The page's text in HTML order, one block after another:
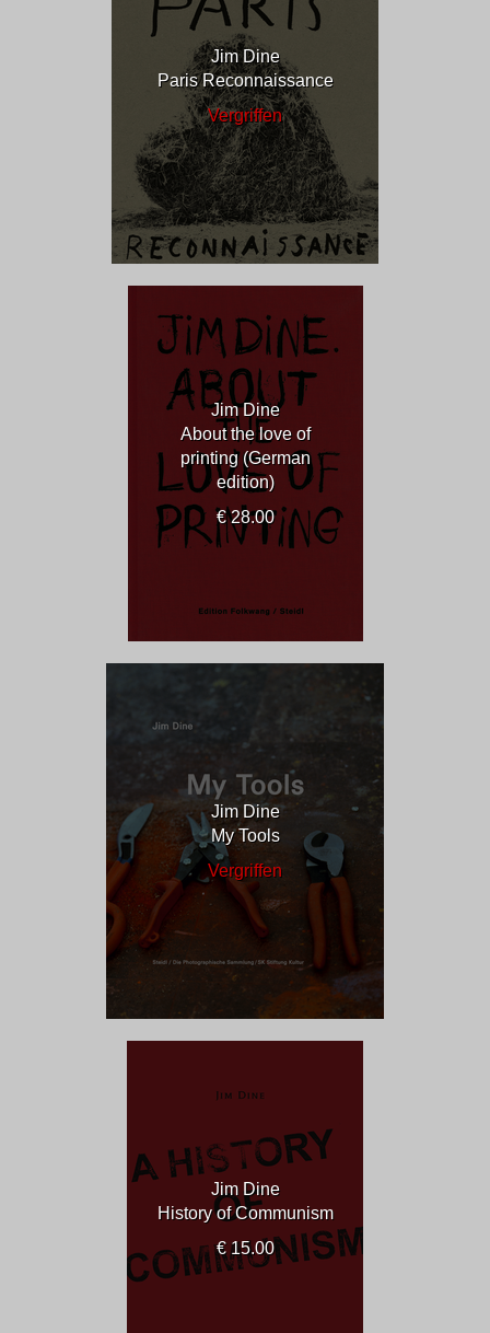
Jim Dine
Paris Reconnaissance
Vergriffen
Jim Dine
About the love of
printing (German
edition)
€ 28.00
Jim Dine
My Tools
Vergriffen
Jim Dine
History of Communism
€ 15.00